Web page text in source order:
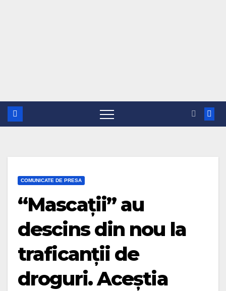
COMUNICATE DE PRESA
“Mascații” au
descins din nou la
traficanții de
droguri. Aceștia